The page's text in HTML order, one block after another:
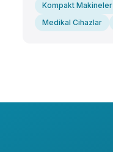
Kompakt Makineler
Medikal Cihazlar